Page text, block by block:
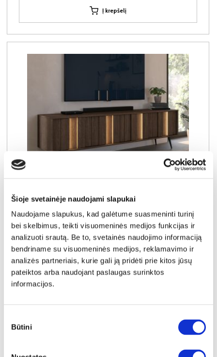
Šioje svetainėje naudojami slapukai
Naudojame slapukus, kad galėtume suasmeninti turinį
bei skelbimus, teikti visuomeninės medijos funkcijas ir
analizuoti srautą. Be to, svetainės naudojimo informaciją
bendriname su visuomeninės medijos, reklamavimo ir
analizės partneriais, kurie gali ją pridėti prie kitos jūsų
pateiktos arba naudojant paslaugas surinktos
informacijos.
pasirinkimas
Būtini
Į krepšelį
AMARO D RTV TV komoda
Išmatavimai: 54cm 40cm
Kaina:
204€